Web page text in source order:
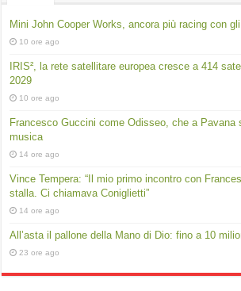
Mini John Cooper Works, ancora più racing con
10 ore ago
IRIS², la rete satellitare europea cresce a 414
2029
10 ore ago
Francesco Guccini come Odisseo, che a Pavana
musica
14 ore ago
Vince Tempera: “Il mio primo incontro con
stalla. Ci chiamava Coniglietti”
14 ore ago
All’asta il pallone della Mano di Dio: fino a 10
23 ore ago